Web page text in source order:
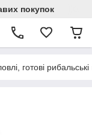
покупок
готові